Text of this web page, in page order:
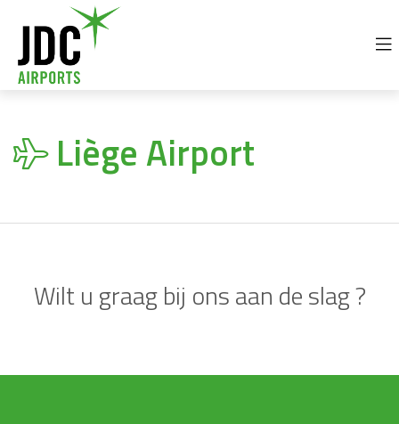
+32 69 77 92 30
Liège Airport
Wilt u graag bij ons aan de slag ?